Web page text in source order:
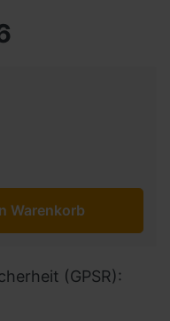
Warenkorb
(GPSR):